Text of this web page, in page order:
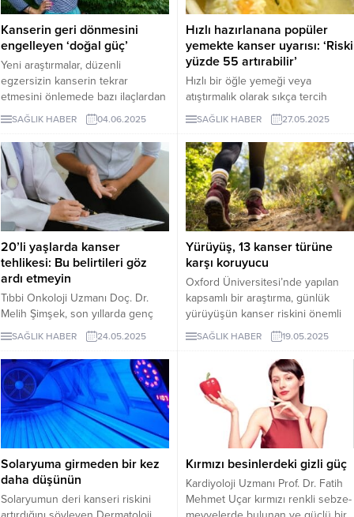
Kanserin geri dönmesini
engelleyen ‘doğal güç’
Yeni araştırmalar, düzenli
egzersizin kanserin tekrar
etmesini önlemede bazı ilaçlardan
daha etkili olabileceğini ortaya
koydu. Uzmanlar, hareketli bir
yaşam tarzının tedavi sonrası
süreçte kritik rol oynayabileceğini
vurguluyor.
SAĞLIK HABER 04.06.2025
Hızlı hazırlanana popüler
yemekte kanser uyarısı: ‘Riski
yüzde 55 artırabilir’
Hızlı bir öğle yemeği veya
atıştırmalık olarak sıkça tercih
edilen hazır noodle’lar, sağlığınız
için ciddi bir tehdit oluşturabilir.
New York’taki Memorial Sloan
Kettering Kanser Merkezi’nde iç
hastalıkları uzmanı olan Dr. Tim
Tiutan, bu popüler yiyeceğin mide
kanseri riskini önemli ölçüde
artırabileceği konusunda uyarıda
SAĞLIK HABER 27.05.2025
20’li yaşlarda kanser
tehlikesi: Bu belirtileri göz
ardı etmeyin
Tıbbi Onkoloji Uzmanı Doç. Dr.
Melih Şimşek, son yıllarda genç
yaş grubunda meme, kolorektal,
pankreas ve testis kanseri
vakalarının arttığını belirtti.
Özellikle ailede kanser öyküsü
bulunan bireylerde, tarama ve
kontrol süreçlerinin erken yaşta
başlaması gerektiğini vurgulayan
uzman, düzenli takiplerin hayat
SAĞLIK HABER 24.05.2025
Yürüyüş, 13 kanser türüne
karşı koruyucu
Oxford Üniversitesi’nde yapılan
kapsamlı bir araştırma, günlük
yürüyüşün kanser riskini önemli
ölçüde azaltabileceğini ortaya
koydu. 85 binden fazla kişinin
verilerine dayanan çalışmaya göre,
atılan adım sayısı arttıkça 13 farklı
kanser türüne yakalanma riski
düşüyor.
SAĞLIK HABER 19.05.2025
Solaryuma girmeden bir kez
daha düşünün
Solaryumun deri kanseri riskini
Kırmızı besinlerdeki gizli güç
Kardiyoloji Uzmanı Prof. Dr. Fatih
Mehmet Uçar kırmızı renkli sebze-